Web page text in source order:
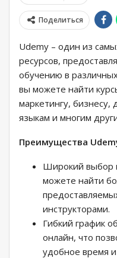
Поделиться
Udemy – один из
ресурсов,
обучению в
вы можете найти
маркетингу, бизнесу,
языкам и многим
Преимущества
Широкий выбор
можете найти
инструкторами.
Гибкий график
онлайн, что
удобное время